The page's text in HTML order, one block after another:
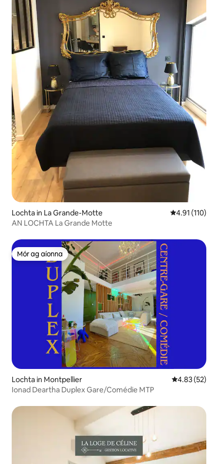
Lochta in La Grande-Motte Meánrátáil
4.91 (110)
AN LOCHTA La Grande Motte
Mór ag aíonna
Mór ag aíonna
Lochta in Montpellier Meánrátáil
4.83 (52)
Ionad Deartha Duplex Gare/Comédie MTP